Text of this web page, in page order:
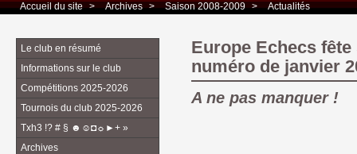
Accueil du site > Archives > Saison 2008-2009 > Actualités
Europe Echecs
numéro de janvier
A ne pas manquer !
Le club en résumé
Informations sur le club
Compétitions 2025-2026
Tournois du club 2025-2026
Txh3 !? # § ☻☺◘☼►+ »
Archives